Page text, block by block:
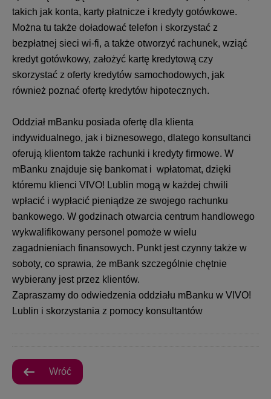
takich jak konta, karty płatnicze i kredyty gotówkowe.
Można tu także doładować telefon i skorzystać z
bezpłatnej sieci wi-fi, a także otworzyć rachunek, wziąć
kredyt gotówkowy, założyć kartę kredytową czy
skorzystać z oferty kredytów samochodowych, jak
również poznać ofertę kredytów hipotecznych.
Oddział mBanku posiada ofertę dla klienta
indywidualnego, jak i biznesowego, dlatego konsultanci
oferują klientom także rachunki i kredyty firmowe. W
mBanku znajduje się bankomat i wpłatomat, dzięki
któremu klienci VIVO! Lublin mogą w każdej chwili
wpłacić i wypłacić pieniądze ze swojego rachunku
bankowego. W godzinach otwarcia centrum handlowego
wykwalifikowany personel pomoże w wielu
zagadnieniach finansowych. Punkt jest czynny także w
soboty, co sprawia, że mBank szczególnie chętnie
wybierany jest przez klientów.
Zapraszamy do odwiedzenia oddziału mBanku w VIVO!
Lublin i skorzystania z pomocy konsultantów
Wróć